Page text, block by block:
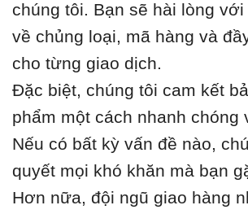
chúng tôi. Bạn sẽ hài lòng
về chủng loại, mã hàng và
cho từng giao dịch.
Đặc biệt, chúng tôi cam kết
phẩm một cách nhanh chóng
Nếu có bất kỳ vấn đề nào,
quyết mọi khó khăn mà bạn
Hơn nữa, đội ngũ giao hàng